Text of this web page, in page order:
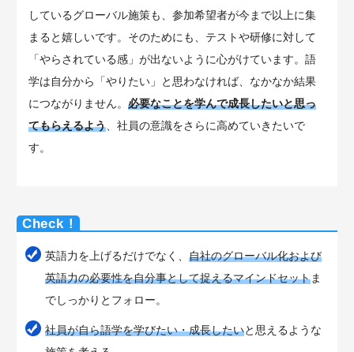
しているグローバル施策も、参加希望者が今まで以上に集
まると嬉しいです。そのためにも、テストや研修に対して
「やらされている感」が出ないように心がけています。語
学は自分から「やりたい」と思わなければ、なかなか結果
につながりません。 必要なことを学んで成長したいと思っ
てもらえるよう、社員の意識をさらに高めていきたいで
す。
英語力を上げるだけでなく、 自社のグローバル化および
英語力の必要性を自分事として捉えるマインドセットま
でしっかりとフォロー。
社員が自ら語学を学びたい・成長したいと思えるような